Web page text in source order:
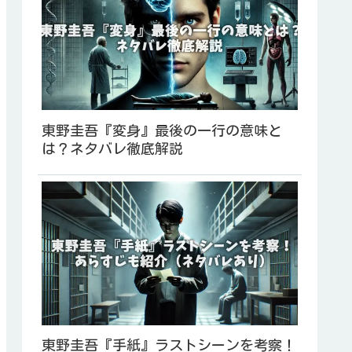
東野圭吾『変身』最後の一行の意味と
は？ネタバレ徹底解説
東野圭吾『手紙』ラストシーンを考察！